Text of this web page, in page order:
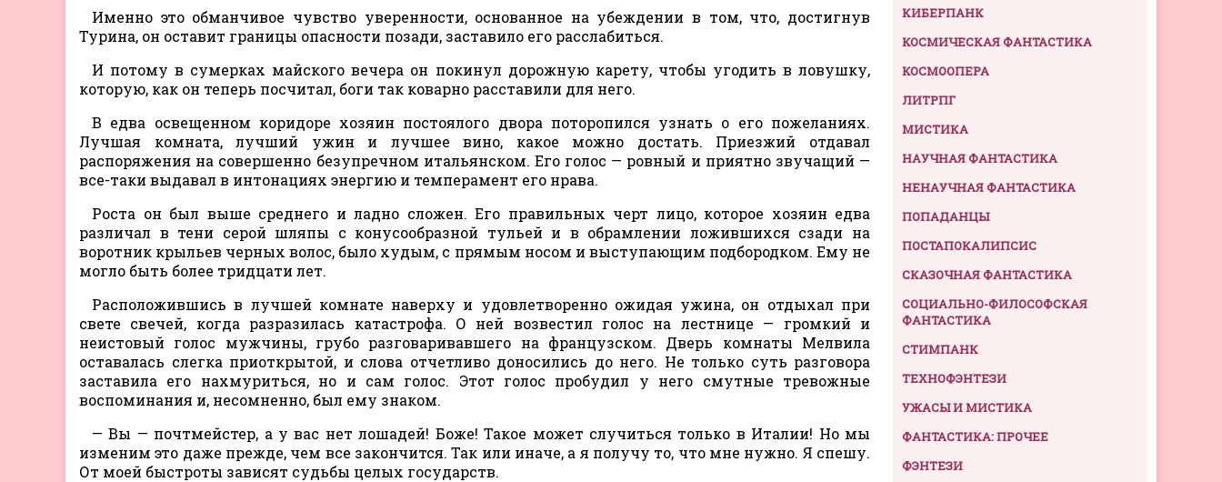
Именно это обманчивое чувство уверенности, основанное на убеждении в том, что, достигнув
Турина, он оставит границы опасности позади, заставило его расслабиться.
И потому в сумерках майского вечера он покинул дорожную карету, чтобы угодить в ловушку,
которую, как он теперь посчитал, боги так коварно расставили для него.
В едва освещенном коридоре хозяин постоялого двора поторопился узнать о его пожеланиях.
Лучшая комната, лучший ужин и лучшее вино, какое можно достать. Приезжий отдавал
распоряжения на совершенно безупречном итальянском. Его голос — ровный и приятно звучащий —
все-таки выдавал в интонациях энергию и темперамент его нрава.
Роста он был выше среднего и ладно сложен. Его правильных черт лицо, которое хозяин едва
различал в тени серой шляпы с конусообразной тульей и в обрамлении ложившихся сзади на
воротник крыльев черных волос, было худым, с прямым носом и выступающим подбородком. Ему не
могло быть более тридцати лет.
Расположившись в лучшей комнате наверху и удовлетворенно ожидая ужина, он отдыхал при
свете свечей, когда разразилась катастрофа. О ней возвестил голос на лестнице — громкий и
неистовый голос мужчины, грубо разговаривавшего на французском. Дверь комнаты Мелвила
оставалась слегка приоткрытой, и слова отчетливо доносились до него. Не только суть разговора
заставила его нахмуриться, но и сам голос. Этот голос пробудил у него смутные тревожные
воспоминания и, несомненно, был ему знаком.
— Вы — почтмейстер, а у вас нет лошадей! Боже! Такое может случиться только в Италии! Но мы
изменим это даже прежде, чем все закончится. Так или иначе, а я получу то, что мне нужно. Я спешу.
От моей быстроты зависят судьбы целых государств.
КИБЕРПАНК
КОСМИЧЕСКАЯ ФАНТАСТИКА
КОСМООПЕРА
ЛИТРПГ
МИСТИКА
НАУЧНАЯ ФАНТАСТИКА
НЕНАУЧНАЯ ФАНТАСТИКА
ПОПАДАНЦЫ
ПОСТАПОКАЛИПСИС
СКАЗОЧНАЯ ФАНТАСТИКА
СОЦИАЛЬНО-ФИЛОСОФСКАЯ
ФАНТАСТИКА
СТИМПАНК
ТЕХНОФЭНТЕЗИ
УЖАСЫ И МИСТИКА
ФАНТАСТИКА: ПРОЧЕЕ
ФЭНТЕЗИ